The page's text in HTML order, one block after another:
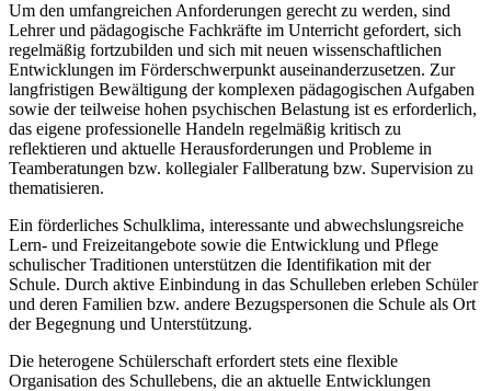
Um den umfangreichen Anforderungen gerecht zu werden, sind
Lehrer und pädagogische Fachkräfte im Unterricht gefordert, sich
regelmäßig fortzubilden und sich mit neuen wissenschaftlichen
Entwicklungen im Förderschwerpunkt auseinanderzusetzen. Zur
langfristigen Bewältigung der komplexen pädagogischen Aufgaben
sowie der teilweise hohen psychischen Belastung ist es erforderlich,
das eigene professionelle Handeln regelmäßig kritisch zu
reflektieren und aktuelle Herausforderungen und Probleme in
Teamberatungen bzw. kollegialer Fallberatung bzw. Supervision zu
thematisieren.
Ein förderliches Schulklima, interessante und abwechslungsreiche
Lern- und Freizeitangebote sowie die Entwicklung und Pflege
schulischer Traditionen unterstützen die Identifikation mit der
Schule. Durch aktive Einbindung in das Schulleben erleben Schüler
und deren Familien bzw. andere Bezugspersonen die Schule als Ort
der Begegnung und Unterstützung.
Die heterogene Schülerschaft erfordert stets eine flexible
Organisation des Schullebens, die an aktuelle Entwicklungen